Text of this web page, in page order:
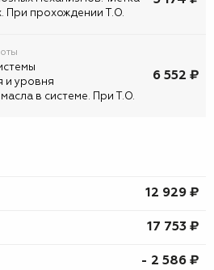
При прохождении Т.О.
и уровня
в системе. При Т.О.
6 552 ₽
12 929 ₷
17 753 ₷
- 2 586 ₷